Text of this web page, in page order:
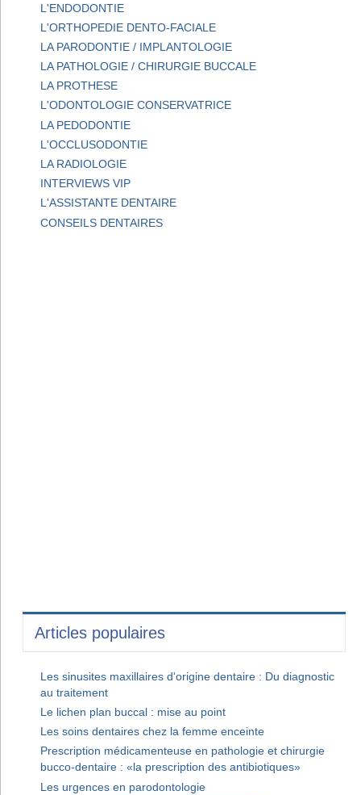
L'ENDODONTIE
L'ORTHOPEDIE DENTO-FACIALE
LA PARODONTIE / IMPLANTOLOGIE
LA PATHOLOGIE / CHIRURGIE BUCCALE
LA PROTHESE
L'ODONTOLOGIE CONSERVATRICE
LA PEDODONTIE
L'OCCLUSODONTIE
LA RADIOLOGIE
INTERVIEWS VIP
L'ASSISTANTE DENTAIRE
CONSEILS DENTAIRES
Articles populaires
Les sinusites maxillaires d'origine dentaire : Du diagnostic
au traitement
Le lichen plan buccal : mise au point
Les soins dentaires chez la femme enceinte
Prescription médicamenteuse en pathologie et chirurgie
bucco-dentaire : «la prescription des antibiotiques»
Les urgences en parodontologie